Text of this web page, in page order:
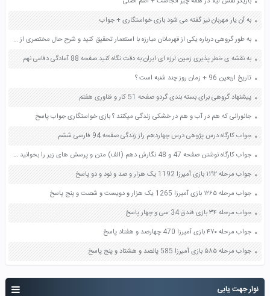
نوار جهت یابی
به آن یار مهربان نیز گفته می شود بازی خواستگاری + جواب
به طور گروهی درباره یکی از قهرمانان مبارزه با استعمار تحقیق کنید و شرح حال مختصری از کار های او را بنویسید صفحه 114 کتاب مطالعات اجتماعی ششم دبستان
به نقشه ی خطر پذیری زمین لرزه ای ایران به دقت نگاه کنید صفحه 88 آمادگی دفاعی نهم
تاریخ اربعین 96 + زمان روز چند شنبه است ؟
پیشنهاد گروهی برای بسته بندی گردو صفحه 51 کار و فناوری هفتم
جانورانی که هم در آب و هم در خشکی زندگی میکنند ؟ بازی خواستگاری جواب پاسخ
جواب کارگاه درس پژوهی درس چهاردهم راز زندگی صفحه 94 فارسی ششم
جواب کارگاه نوشتن صفحه 47 و 48 نگارش دهم (الف) متن و پرسش های زیر را بخوانید آنگاه از بین پرسش ها هر یک را که با محتوای نوشته ارتباط دارند مشخص نمایید سرانجام آنها را متناسب با متن گزینش و سازماندهی کنید
جواب مرحله ۱۱۹۲ بازی آمیرزا 1192 یک هزار و صد و نود و دو پاسخ
جواب مرحله ۱۲۶۵ بازی آمیرزا 1265 یک هزار و دویست و شصت و پنج پاسخ
جواب مرحله ۳۴ بازی فندق 34 سی و چهار پاسخ
جواب مرحله ۴۷۰ بازی آمیرزا 470 چهارصد و هفتاد پاسخ
جواب مرحله ۵۸۵ بازی آمیرزا 585 پانصد و هشتاد و پنج پاسخ